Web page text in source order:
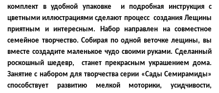
комплект в удобной упаковке и подробная инструкция с
цветными иллюстрациями сделают процесс создания Лещины
приятным и интересным. Набор направлен на совместное
семейное творчество. Собирая по одной веточке лещины, вы
вместе создадите маленькое чудо своими руками. Сделанный
роскошный шедевр, станет прекрасным украшением дома.
Занятие с набором для творчества серии «Сады Семирамиды»
способствует развитию мелкой моторики, усидчивости,